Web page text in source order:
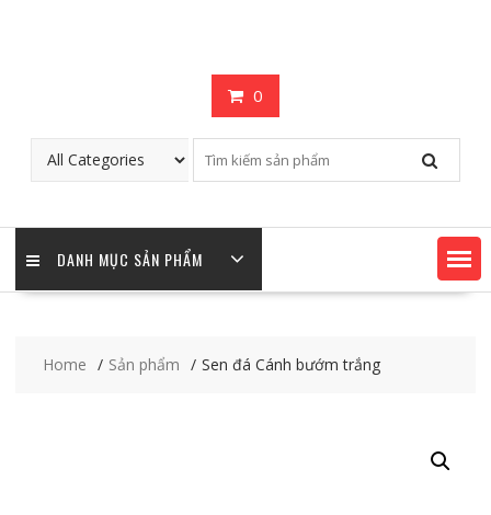
0
DANH MỤC SẢN PHẨM
Home Sản phẩm Sen đá Cánh bướm trắng